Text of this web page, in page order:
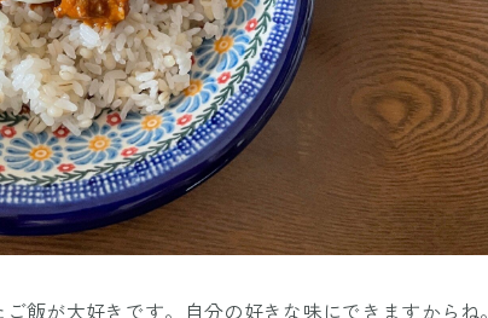
飯が大好きです。自分の好きな味にできますからね。